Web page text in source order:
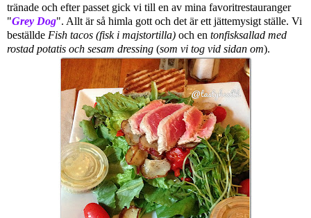
tränade och efter passet gick vi till en av mina favoritrestauranger
"Grey Dog". Allt är så himla gott och det är ett jättemysigt ställe. Vi
beställde Fish tacos (fisk i majstortilla) och en tonfisksallad med
rostad potatis och sesam dressing (som vi tog vid sidan om).